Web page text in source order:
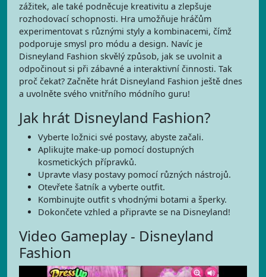
zážitek, ale také podněcuje kreativitu a zlepšuje
rozhodovací schopnosti. Hra umožňuje hráčům
experimentovat s různými styly a kombinacemi, čímž
podporuje smysl pro módu a design. Navíc je
Disneyland Fashion skvělý způsob, jak se uvolnit a
odpočinout si při zábavné a interaktivní činnosti. Tak
proč čekat? Začněte hrát Disneyland Fashion ještě dnes
a uvolněte svého vnitřního módního guru!
Jak hrát Disneyland Fashion?
Vyberte ložnici své postavy, abyste začali.
Aplikujte make-up pomocí dostupných
kosmetických přípravků.
Upravte vlasy postavy pomocí různých nástrojů.
Otevřete šatník a vyberte outfit.
Kombinujte outfit s vhodnými botami a šperky.
Dokončete vzhled a připravte se na Disneyland!
Video Gameplay - Disneyland
Fashion